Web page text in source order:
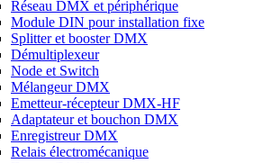
Réseau DMX et périphérique
Module DIN pour installation fixe
Splitter et booster DMX
Démultiplexeur
Node et Switch
Mélangeur DMX
Emetteur-récepteur DMX-HF
Adaptateur et bouchon DMX
Enregistreur DMX
Relais électromécanique